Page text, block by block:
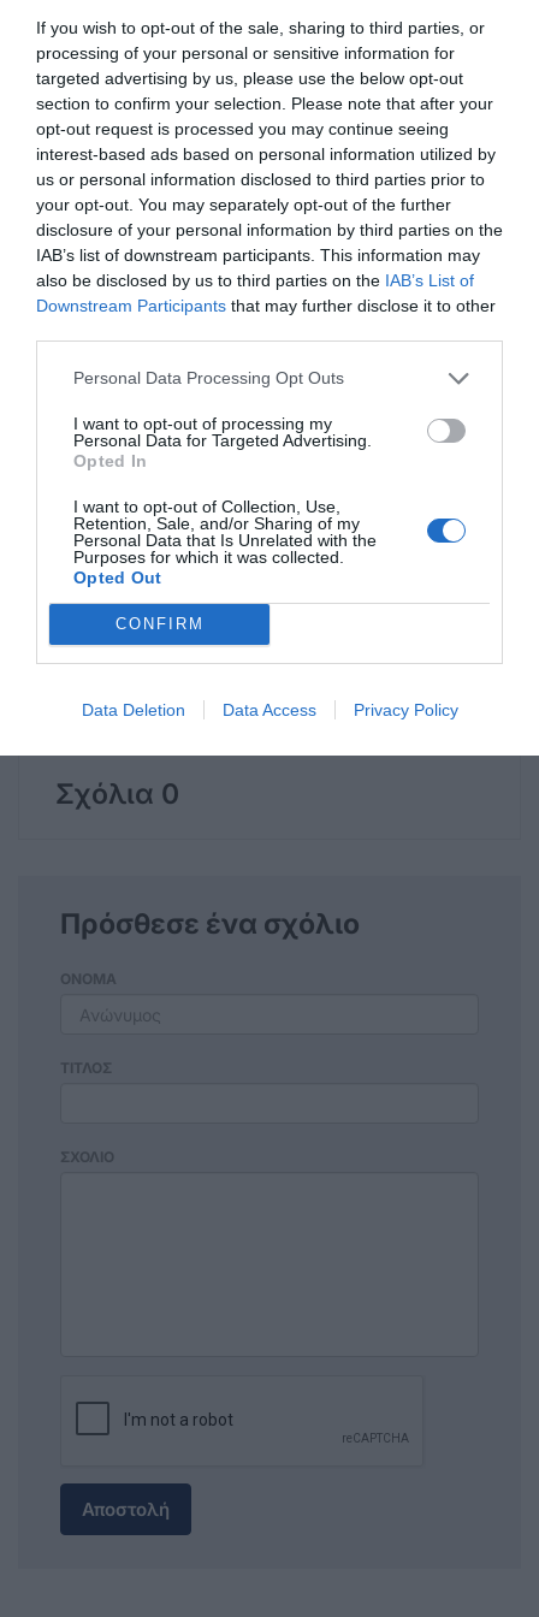
If you wish to opt-out of the sale, sharing to third parties, or
processing of your personal or sensitive information for
targeted advertising by us, please use the below opt-out
section to confirm your selection. Please note that after your
opt-out request is processed you may continue seeing
interest-based ads based on personal information utilized by
us or personal information disclosed to third parties prior to
your opt-out. You may separately opt-out of the further
disclosure of your personal information by third parties on the
IAB’s list of downstream participants. This information may
also be disclosed by us to third parties on the IAB’s List of
Downstream Participants that may further disclose it to other
Personal Data Processing Opt Outs
I want to opt-out of processing my
Personal Data for Targeted Advertising.
Opted In
I want to opt-out of Collection, Use,
Retention, Sale, and/or Sharing of my
Personal Data that Is Unrelated with the
Purposes for which it was collected.
Opted Out
CONFIRM
Data Deletion Data Access Privacy Policy
έχουν εισπραχθεί με στόχο τη δημιουργία και την
αναβάθμιση των απαιτούμενων υποδομών.
Βάσει των ανωτέρω, ερωτώνται οι κ.κ. Υπουργοί,
Προτίθενται να γνωστοποιήσουν στους φορείς του
τουρισμού και σε όλους τους εμπλεκομένους που
άμεσα επηρεάζονται από τις ρυθμίσεις του νέου
Ειδικού Χωροταξικού Πλαισίου προκειμένου να
προκύψει ένας ουσιαστικός και εποικοδομητικός
διάλογος με απώτερο στόχο την δημιουργία ενός
στρατηγικού σχεδιασμού που θα λαμβάνει υπόψη
προστασία του περιβάλλοντος κάθε περιοχής;
Ο ερωτών Βουλευτής…»
χυδαιότητας!
Σχόλια 0
Πρόσθεσε ένα σχόλιο
ΟΝΟΜΑ
ΤΙΤΛΟΣ
ΣΧΟΛΙΟ
Αποστολή